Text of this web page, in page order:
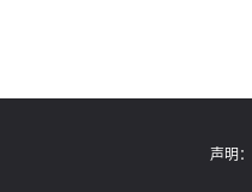
声明：